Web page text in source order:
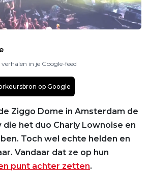
in je Google-feed
op Google
Ziggo Dome in Amsterdam de
het duo Charly Lownoise en
Toch wel echte helden en
Vandaar dat ze op hun
punt achter zetten.